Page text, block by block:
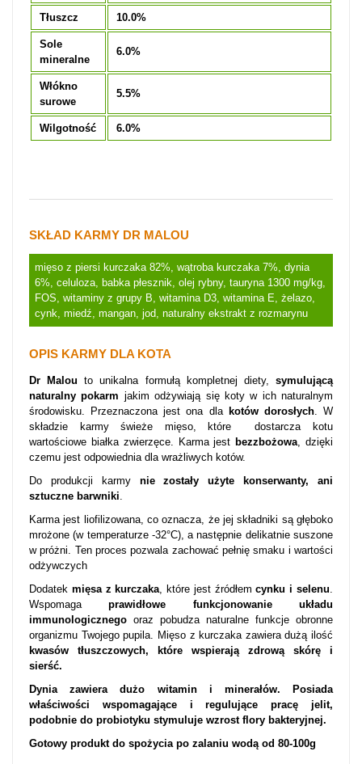
Tłuszcz 10.0%
Sole
mineralne
6.0%
Włókno
surowe
5.5%
Wilgotność 6.0%
SKŁAD KARMY DR MALOU
mięso z piersi kurczaka 82%, wątroba kurczaka 7%, dynia
6%, celuloza, babka płesznik, olej rybny, tauryna 1300 mg/kg,
FOS, witaminy z grupy B, witamina D3, witamina E, żelazo,
cynk, miedź, mangan, jod, naturalny ekstrakt z rozmarynu
OPIS KARMY DLA KOTA
Dr Malou to unikalna formułą kompletnej diety,symulującą
naturalny pokarm jakim odżywiają się koty w ich naturalnym
środowisku. Przeznaczona jest ona dla kotów dorosłych. W
składzie karmy świeże mięso, które dostarcza kotu
wartościowe białka zwierzęce. Karma jest bezzbożowa, dzięki
czemu jest odpowiednia dla wrażliwych kotów.
Do produkcji karmy nie zostały użyte konserwanty, ani
sztuczne barwniki.
Karma jest liofilizowana, co oznacza, że jej składniki są głęboko
mrożone (w temperaturze -32°C), a następnie delikatnie suszone
w próżni. Ten proces pozwala zachować pełnię smaku i wartości
odżywczych
Dodatek mięsa z kurczaka, które jest źródłemcynku i selenu.
Wspomagaprawidłowe funkcjonowanie układu
immunologicznego oraz pobudza naturalne funkcje obronne
organizmu Twojego pupila. Mięso z kurczaka zawiera dużą ilość
kwasów tłuszczowych, które wspierają zdrową skórę i
sierść.
Dynia zawiera dużo witamin i minerałów. Posiada
właściwości wspomagające i regulujące pracę jelit,
podobnie do probiotyku stymuluje wzrost flory bakteryjnej.
Gotowy produkt do spożycia po zalaniu wodą od 80-100g